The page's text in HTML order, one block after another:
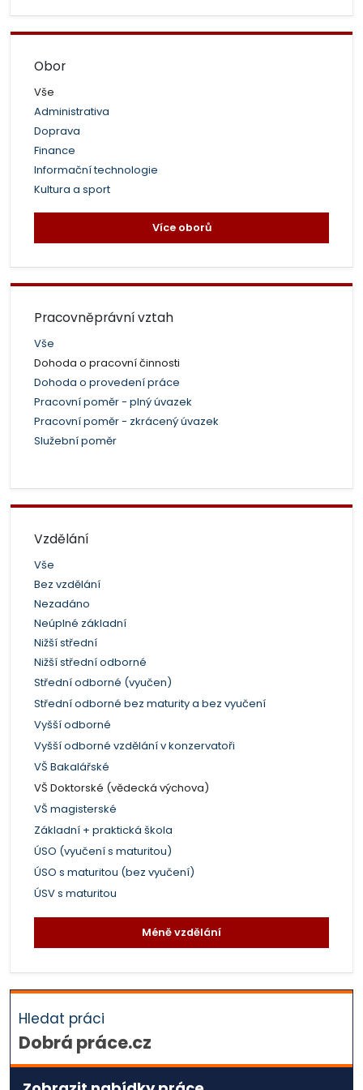
Obor
Vše
Administrativa
Doprava
Finance
Informační technologie
Kultura a sport
Více oborů
Pracovněprávní vztah
Vše
Dohoda o pracovní činnosti
Dohoda o provedení práce
Pracovní poměr - plný úvazek
Pracovní poměr - zkrácený úvazek
Služební poměr
Vzdělání
Vše
Bez vzdělání
Nezadáno
Neúplné základní
Nižší střední
Nižší střední odborné
Střední odborné (vyučen)
Střední odborné bez maturity a bez vyučení
Vyšší odborné
Vyšší odborné vzdělání v konzervatoři
VŠ Bakalářské
VŠ Doktorské (vědecká výchova)
VŠ magisterské
Základní + praktická škola
ÚSO (vyučení s maturitou)
ÚSO s maturitou (bez vyučení)
ÚSV s maturitou
Méně vzdělání
Hledat práci
Dobrá práce.cz